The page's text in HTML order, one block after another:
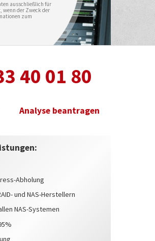
ausschließlich für
wenn der Zweck der
zum
40 01 80
Analyse beantragen
Abholung
und NAS-Herstellern
NAS-Systemen